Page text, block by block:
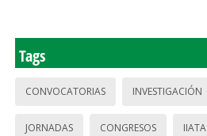
Tags
CONVOCATORIAS INVESTIGACIÓN
JORNADAS CONGRESOS IIATA